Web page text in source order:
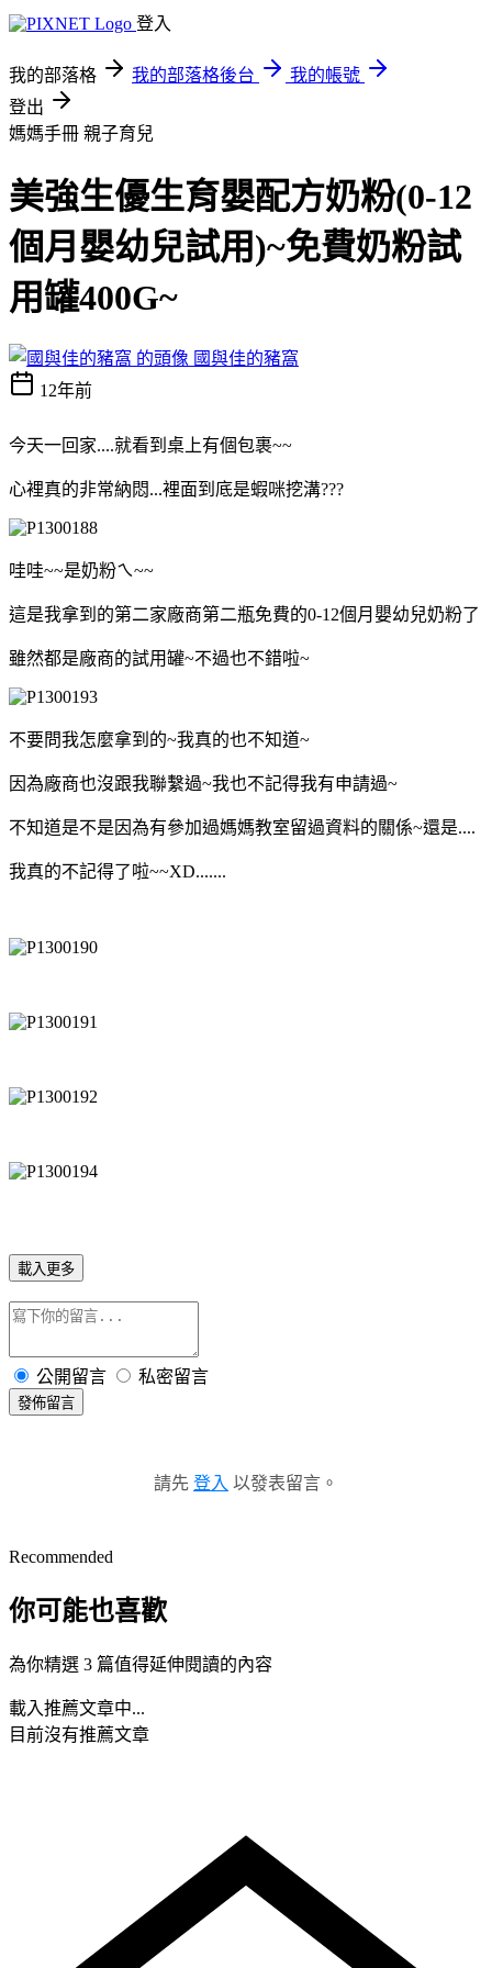
登入
我的部落格 我的部落格後台
我的帳號
登出
媽媽手冊 親子育兒
美強生優生育嬰配方奶粉(0-12
個月嬰幼兒試用)~免費奶粉試
用罐400G~
國與佳的豬窩
12年前
今天一回家....就看到桌上有個包裹~~
心裡真的非常納悶...裡面到底是蝦咪挖溝???
哇哇~~是奶粉ㄟ~~
這是我拿到的第二家廠商第二瓶免費的0-12個月嬰幼兒奶粉了
雖然都是廠商的試用罐~不過也不錯啦~
不要問我怎麼拿到的~我真的也不知道~
因為廠商也沒跟我聯繫過~我也不記得我有申請過~
不知道是不是因為有參加過媽媽教室留過資料的關係~還是....
我真的不記得了啦~~XD.......
載入更多
公開留言 私密留言
發佈留言
請先 登入 以發表留言。
Recommended
你可能也喜歡
為你精選 3 篇值得延伸閱讀的內容
載入推薦文章中...
目前沒有推薦文章